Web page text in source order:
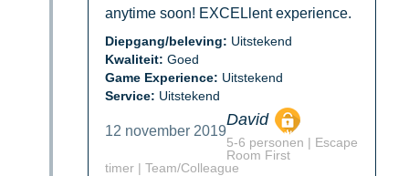
anytime soon! EXCELlent experience.
Diepgang/beleving: Uitstekend
Kwaliteit: Goed
Game Experience: Uitstekend
Service: Uitstekend
12 november 2019
David
5-6 personen | Escape
Room First
timer | Team/Colleague